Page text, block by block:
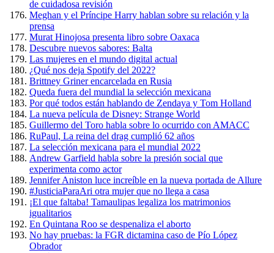
de cuidadosa revisión
Meghan y el Príncipe Harry hablan sobre su relación y la
prensa
Murat Hinojosa presenta libro sobre Oaxaca
Descubre nuevos sabores: Balta
Las mujeres en el mundo digital actual
¿Qué nos deja Spotify del 2022?
Brittney Griner encarcelada en Rusia
Queda fuera del mundial la selección mexicana
Por qué todos están hablando de Zendaya y Tom Holland
La nueva película de Disney: Strange World
Guillermo del Toro habla sobre lo ocurrido con AMACC
RuPaul, La reina del drag cumplió 62 años
La selección mexicana para el mundial 2022
Andrew Garfield habla sobre la presión social que
experimenta como actor
Jennifer Aniston luce increíble en la nueva portada de Allure
#JusticiaParaAri otra mujer que no llega a casa
¡El que faltaba! Tamaulipas legaliza los matrimonios
igualitarios
En Quintana Roo se despenaliza el aborto
No hay pruebas: la FGR dictamina caso de Pío López
Obrador